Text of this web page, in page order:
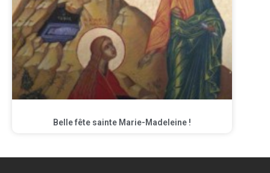
Belle fête sainte Marie-Madeleine !